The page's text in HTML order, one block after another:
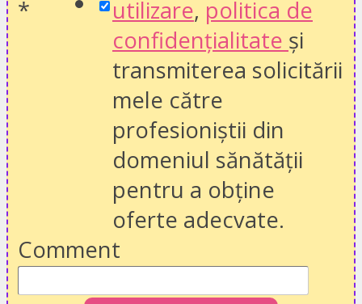
*
utilizare, politica de
confidențialitate și
transmiterea solicitării
mele către
profesioniștii din
domeniul sănătății
pentru a obține
oferte adecvate.
Comment